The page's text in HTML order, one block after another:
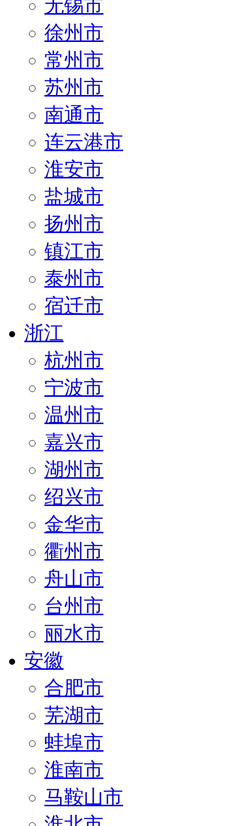
无锡市
徐州市
常州市
苏州市
南通市
连云港市
淮安市
盐城市
扬州市
镇江市
泰州市
宿迁市
浙江
杭州市
宁波市
温州市
嘉兴市
湖州市
绍兴市
金华市
衢州市
舟山市
台州市
丽水市
安徽
合肥市
芜湖市
蚌埠市
淮南市
马鞍山市